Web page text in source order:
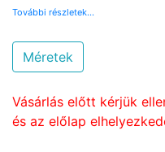
További részletek...
Méretek
Vásárlás előtt kérjük
és az előlap